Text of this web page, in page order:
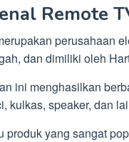
Remote
perusahaan
dan dimiliki oleh
ini menghasilkan
kulkas, speaker, dan
produk yang sangat